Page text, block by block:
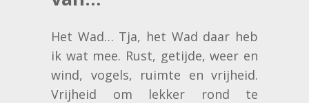
Het Wad… Tja, het Wad daar heb
ik wat mee. Rust, getijde, weer en
wind, vogels, ruimte en vrijheid.
Vrijheid om lekker rond te